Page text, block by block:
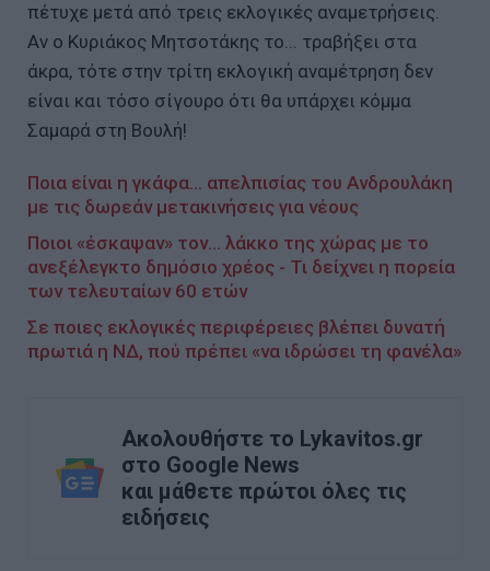
πέτυχε μετά από τρεις εκλογικές αναμετρήσεις.
Αν ο Κυριάκος Μητσοτάκης το... τραβήξει στα
άκρα, τότε στην τρίτη εκλογική αναμέτρηση δεν
είναι και τόσο σίγουρο ότι θα υπάρχει κόμμα
Σαμαρά στη Βουλή!
Ποια είναι η γκάφα... απελπισίας του Ανδρουλάκη
με τις δωρεάν μετακινήσεις για νέους
Ποιοι «έσκαψαν» τον... λάκκο της χώρας με το
ανεξέλεγκτο δημόσιο χρέος - Τι δείχνει η πορεία
των τελευταίων 60 ετών
Σε ποιες εκλογικές περιφέρειες βλέπει δυνατή
πρωτιά η ΝΔ, πού πρέπει «να ιδρώσει τη φανέλα»
Ακολουθήστε το Lykavitos.gr
στο Google News
και μάθετε πρώτοι όλες τις
ειδήσεις